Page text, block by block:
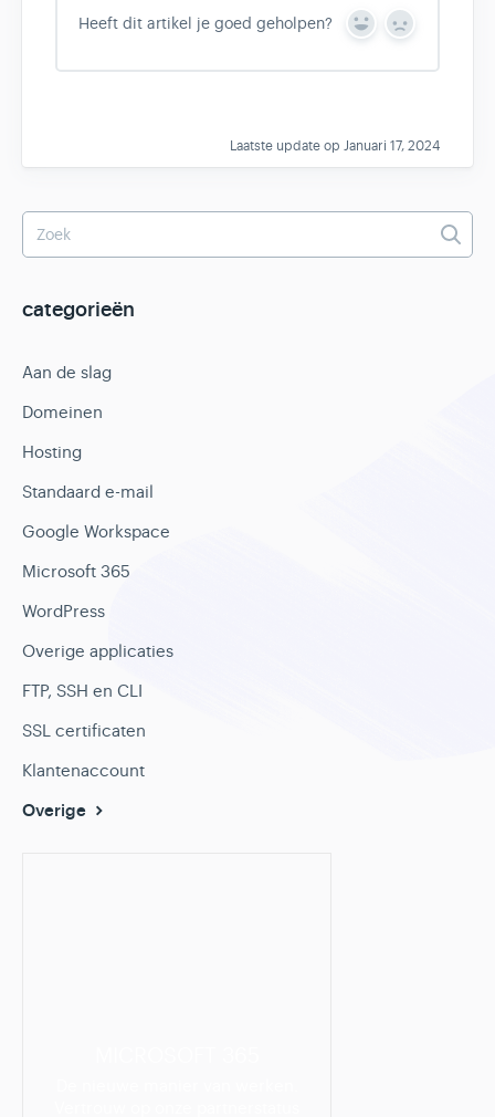
Heeft dit artikel je goed geholpen?
Y
s
N
Laatste update op Januari 17, 2024
categorieën
Aan de slag
Domeinen
Hosting
Standaard e-mail
Google Workspace
Microsoft 365
WordPress
Overige applicaties
FTP, SSH en CLI
SSL certificaten
Klantenaccount
Overige